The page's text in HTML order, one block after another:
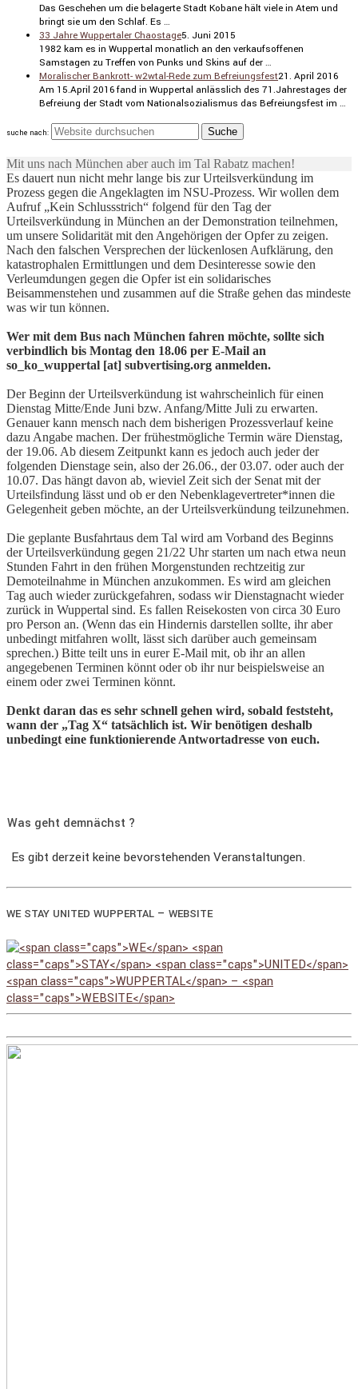
Das Geschehen um die belagerte Stadt Kobane hält viele in Atem und
bringt sie um den Schlaf. Es …
33 Jahre Wuppertaler Chaostage5. Juni 2015
1982 kam es in Wuppertal monat­lich an den verkaufs­of­fenen
Samstagen zu Treffen von Punks und Skins auf der …
Moralischer Bankrott- w2wtal-Rede zum Befreiungsfest21. April 2016
Am 15.April 2016 fand in Wuppertal anläss­lich des 71.Jahrestages der
Befreiung der Stadt vom Natio­nal­so­zia­lismus das Befrei­ungs­fest im …
suche nach:
Mit uns nach München aber auch im Tal Rabatz machen!
Es dauert nun nicht mehr lange bis zur Urteilsverkündung im
Prozess gegen die Angeklagten im NSU-Prozess. Wir wollen dem
Aufruf „Kein Schlussstrich“ folgend für den Tag der
Urteilsverkündung in München an der Demonstration teilnehmen,
um unsere Solidarität mit den Angehörigen der Opfer zu zeigen.
Nach den falschen Versprechen der lückenlosen Aufklärung, den
katastrophalen Ermittlungen und dem Desinteresse sowie den
Verleumdungen gegen die Opfer ist ein solidarisches
Beisammenstehen und zusammen auf die Straße gehen das mindeste
was wir tun können.
Wer mit dem Bus nach München fahren möchte, sollte sich
verbindlich bis Montag den 18.06 per E-Mail an
so_ko_wuppertal [at] subvertising.org anmelden.
Der Beginn der Urteilsverkündung ist wahrscheinlich für einen
Dienstag Mitte/Ende Juni bzw. Anfang/Mitte Juli zu erwarten.
Genauer kann mensch nach dem bisherigen Prozessverlauf keine
dazu Angabe machen. Der frühestmögliche Termin wäre Dienstag,
der 19.06. Ab diesem Zeitpunkt kann es jedoch auch jeder der
folgenden Dienstage sein, also der 26.06., der 03.07. oder auch der
10.07. Das hängt davon ab, wieviel Zeit sich der Senat mit der
Urteilsfindung lässt und ob er den Nebenklagevertreter*innen die
Gelegenheit geben möchte, an der Urteilsverkündung teilzunehmen.
Die geplante Busfahrtaus dem Tal wird am Vorband des Beginns
der Urteilsverkündung gegen 21/22 Uhr starten um nach etwa neun
Stunden Fahrt in den frühen Morgenstunden rechtzeitig zur
Demoteilnahme in München anzukommen. Es wird am gleichen
Tag auch wieder zurückgefahren, sodass wir Dienstagnacht wieder
zurück in Wuppertal sind. Es fallen Reisekosten von circa 30 Euro
pro Person an. (Wenn das ein Hindernis darstellen sollte, ihr aber
unbedingt mitfahren wollt, lässt sich darüber auch gemeinsam
sprechen.) Bitte teilt uns in eurer E-Mail mit, ob ihr an allen
angegebenen Terminen könnt oder ob ihr nur beispielsweise an
einem oder zwei Terminen könnt.
Denkt daran das es sehr schnell gehen wird, sobald feststeht,
wann der „Tag X“ tatsächlich ist. Wir benötigen deshalb
unbedingt eine funktionierende Antwortadresse von euch.
Was geht demnächst ?
Es gibt derzeit keine bevorstehenden Veranstaltungen.
WE STAY UNITED WUPPERTAL – WEBSITE